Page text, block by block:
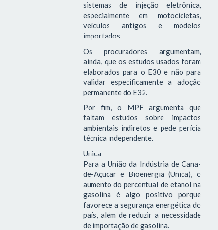
sistemas de injeção eletrônica,
especialmente em motocicletas,
veículos antigos e modelos
importados.
Os procuradores argumentam,
ainda, que os estudos usados foram
elaborados para o E30 e não para
validar especificamente a adoção
permanente do E32.
Por fim, o MPF argumenta que
faltam estudos sobre impactos
ambientais indiretos e pede perícia
técnica independente.
Unica
Para a União da Indústria de Cana-
de-Açúcar e Bioenergia (Unica), o
aumento do percentual de etanol na
gasolina é algo positivo porque
favorece a segurança energética do
país, além de reduzir a necessidade
de importação de gasolina.